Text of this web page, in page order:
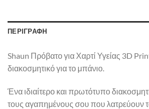
ΠΕΡΙΓΡΑΦΉ
Shaun Πρόβατο για Χαρτί Υγείας 3D
διακοσμητικό για το μπάνιο.
Ένα ιδιαίτερο και πρωτότυπο
τους αγαπημένους σου που λατρεύουν